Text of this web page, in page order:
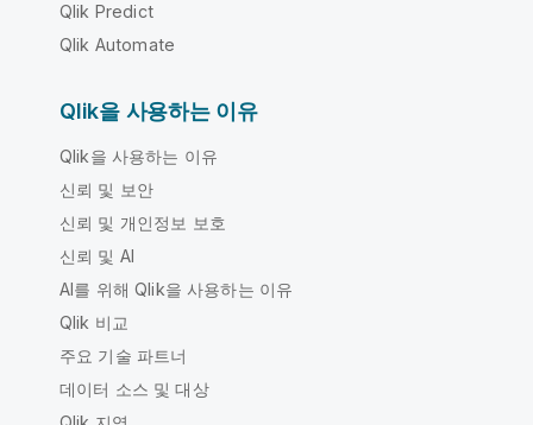
Qlik Predict
Qlik Automate
Qlik을 사용하는 이유
Qlik을 사용하는 이유
신뢰 및 보안
신뢰 및 개인정보 보호
신뢰 및 AI
AI를 위해 Qlik을 사용하는 이유
Qlik 비교
주요 기술 파트너
데이터 소스 및 대상